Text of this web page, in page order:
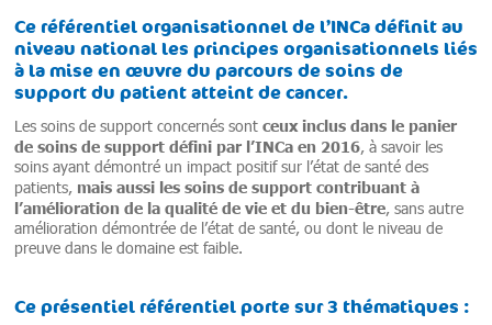
Ce référentiel organisationnel de l’INCa définit au
niveau national les principes organisationnels liés
à la mise en œuvre du parcours de soins de
support du patient atteint de cancer.
Les soins de support concernés sont ceux inclus dans le panier
de soins de support défini par l’INCa en 2016, à savoir les
soins ayant démontré un impact positif sur l’état de santé des
patients, mais aussi les soins de support contribuant à
l’amélioration de la qualité de vie et du bien-être, sans autre
amélioration démontrée de l’état de santé, ou dont le niveau de
preuve dans le domaine est faible.
Ce présentiel référentiel porte sur 3 thématiques :